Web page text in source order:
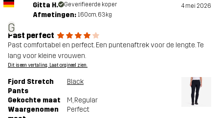
G
Gitta H. Geverifieerde koper 4 mei 2026
Afmetingen: 160cm, 63kg
Past perfect
Past comfortabel en perfect. Een puntenaftrek voor de lengte. Te
lang voor kleine vrouwen.
Dit is een vertaling. Laat orgineel zien.
Fjord Stretch
Pants
Black
Gekochte maat M, Regular
Waargenomen
Perfect